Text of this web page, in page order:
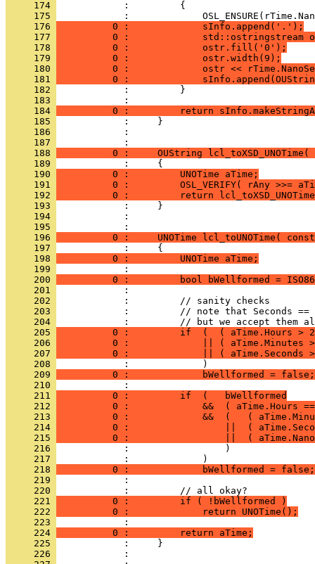
     174
     175
     176
          0 :             sInfo.append('.');
     177
0 :             std::ostringstream
     178
          0 :             ostr.fill('0');
     179
          0 :             ostr.width(9);
     180
0 :             ostr <<
     181
0 :
     182
     183
     184
0 :         return
     185
     186
            :
     187
     188
0 :     OUString lcl_toXSD_UNOTime(
     189
     190
          0 :         UNOTime aTime;
     191
0 :         OSL_VERIFY( rAny >>=
     192
0 :         return
     193
     194
            :
     195
     196
0 :     UNOTime lcl_toUNOTime(
     197
     198
          0 :         UNOTime aTime;
     199
     200
0 :         bool bWellformed =
     201
     202
     203
     204
     205
0 :         if  (  ( aTime.Hours >
     206
0 :             || ( aTime.Minutes
     207
0 :             || ( aTime.Seconds
     208
     209
          0 :             bWellformed = false;
     210
     211
          0 :         if  (   bWellformed
     212
0 :             &&  ( aTime.Hours
     213
0 :             &&  (   (
     214
0 :                 ||  (
     215
0 :                 ||  (
     216
     217
     218
          0 :             bWellformed = false;
     219
     220
     221
          0 :         if ( !bWellformed )
     222
          0 :             return UNOTime();
     223
     224
          0 :         return aTime;
     225
     226
            :